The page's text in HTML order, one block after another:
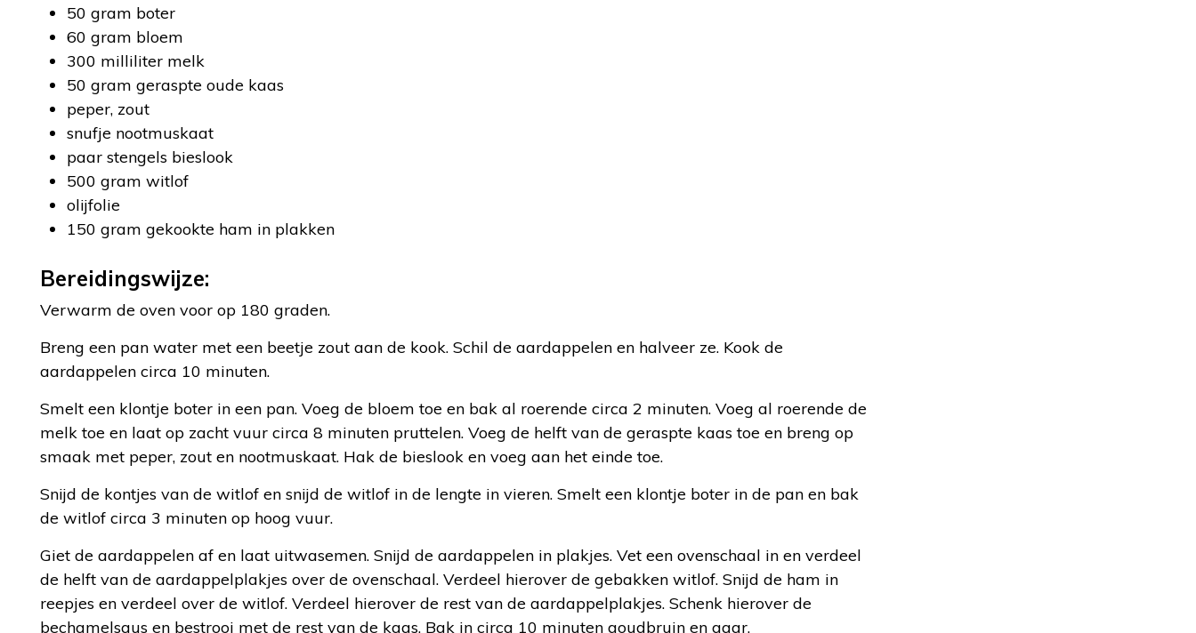
50 gram boter
60 gram bloem
300 milliliter melk
50 gram geraspte oude kaas
peper, zout
snufje nootmuskaat
paar stengels bieslook
500 gram witlof
olijfolie
150 gram gekookte ham in plakken
Bereidingswijze:
Verwarm de oven voor op 180 graden.
Breng een pan water met een beetje zout aan de kook. Schil de aardappelen en halveer ze. Kook de
aardappelen circa 10 minuten.
Smelt een klontje boter in een pan. Voeg de bloem toe en bak al roerende circa 2 minuten. Voeg al roerende de
melk toe en laat op zacht vuur circa 8 minuten pruttelen. Voeg de helft van de geraspte kaas toe en breng op
smaak met peper, zout en nootmuskaat. Hak de bieslook en voeg aan het einde toe.
Snijd de kontjes van de witlof en snijd de witlof in de lengte in vieren. Smelt een klontje boter in de pan en bak
de witlof circa 3 minuten op hoog vuur.
Giet de aardappelen af en laat uitwasemen. Snijd de aardappelen in plakjes. Vet een ovenschaal in en verdeel
de helft van de aardappelplakjes over de ovenschaal. Verdeel hierover de gebakken witlof. Snijd de ham in
reepjes en verdeel over de witlof. Verdeel hierover de rest van de aardappelplakjes. Schenk hierover de
bechamelsaus en bestrooi met de rest van de kaas. Bak in circa 10 minuten goudbruin en gaar.